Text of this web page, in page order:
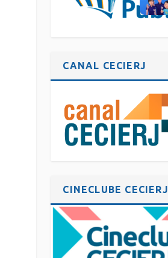
CANAL CECIERJ
CINECLUBE CECIERJ